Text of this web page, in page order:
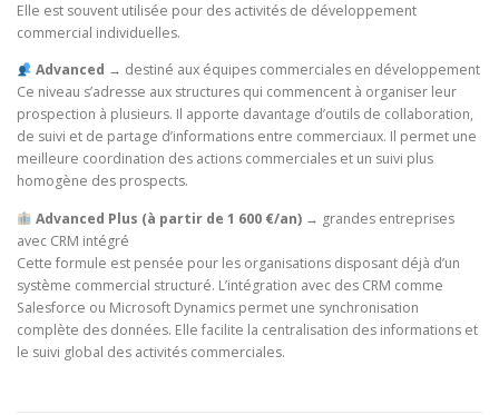
Elle est souvent utilisée pour des activités de développement
commercial individuelles.
Advanced → destiné aux équipes commerciales en développement
Ce niveau s’adresse aux structures qui commencent à organiser leur
prospection à plusieurs. Il apporte davantage d’outils de collaboration,
de suivi et de partage d’informations entre commerciaux. Il permet une
meilleure coordination des actions commerciales et un suivi plus
homogène des prospects.
Advanced Plus (à partir de 1 600 €/an)→ grandes entreprises
avec CRM intégré
Cette formule est pensée pour les organisations disposant déjà d’un
système commercial structuré. L’intégration avec des CRM comme
Salesforce ou Microsoft Dynamics permet une synchronisation
complète des données. Elle facilite la centralisation des informations et
le suivi global des activités commerciales.